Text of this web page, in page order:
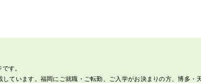
す。
しています。福岡にご就職・ご転勤、ご入学がお決まりの方、博多